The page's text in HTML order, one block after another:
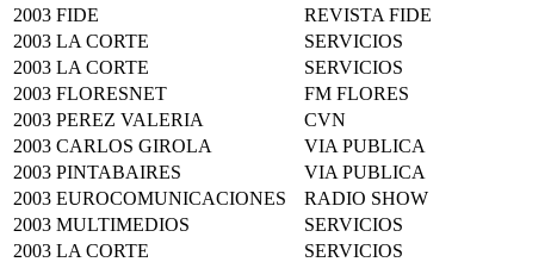
2003 FIDE REVISTA FIDE
2003 LA CORTE SERVICIOS
2003 LA CORTE SERVICIOS
2003 FLORESNET FM FLORES
2003 PEREZ VALERIA CVN
2003 CARLOS GIROLA VIA PUBLICA
2003 PINTABAIRES VIA PUBLICA
2003 EUROCOMUNICACIONES RADIO SHOW
2003 MULTIMEDIOS SERVICIOS
2003 LA CORTE SERVICIOS